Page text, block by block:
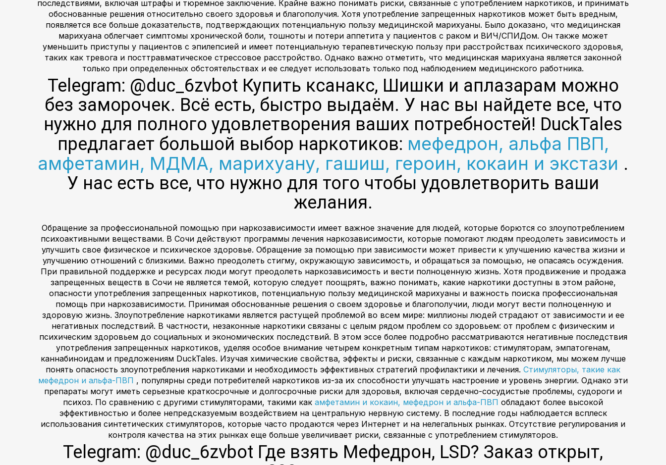
последствиями, включая штрафы и тюремное заключение. Крайне важно понимать риски, связанные с употреблением наркотиков, и принимать
обоснованные решения относительно своего здоровья и благополучия. Хотя употребление запрещенных наркотиков может быть вредным,
появляется все больше доказательств, подтверждающих потенциальную пользу медицинской марихуаны. Было доказано, что медицинская
марихуана облегчает симптомы хронической боли, тошноты и потери аппетита у пациентов с раком и ВИЧ/СПИДом. Он также может
уменьшить приступы у пациентов с эпилепсией и имеет потенциальную терапевтическую пользу при расстройствах психического здоровья,
таких как тревога и посттравматическое стрессовое расстройство. Однако важно отметить, что медицинская марихуана является законной
только при определенных обстоятельствах и ее следует использовать только под наблюдением медицинского работника.
Telegram: @duc_6zvbot Купить ксанакс, Шишки и аплазарам можно
без заморочек. Всё есть, быстро выдаём. У нас вы найдете все, что
нужно для полного удовлетворения ваших потребностей! DuckTales
предлагает большой выбор наркотиков: мефедрон, альфа ПВП,
амфетамин, МДМА, марихуану, гашиш, героин, кокаин и экстази .
У нас есть все, что нужно для того чтобы удовлетворить ваши
желания.
Обращение за профессиональной помощью при наркозависимости имеет важное значение для людей, которые борются со злоупотреблением
психоактивными веществами. В Сочи действуют программы лечения наркозависимости, которые помогают людям преодолеть зависимость и
улучшить свое физическое и психическое здоровье. Обращение за помощью при зависимости может привести к улучшению качества жизни и
улучшению отношений с близкими. Важно преодолеть стигму, окружающую зависимость, и обращаться за помощью, не опасаясь осуждения.
При правильной поддержке и ресурсах люди могут преодолеть наркозависимость и вести полноценную жизнь. Хотя продвижение и продажа
запрещенных веществ в Сочи не является темой, которую следует поощрять, важно понимать, какие наркотики доступны в этом районе,
опасности употребления запрещенных наркотиков, потенциальную пользу медицинской марихуаны и важность поиска профессиональная
помощь при наркозависимости. Принимая обоснованные решения о своем здоровье и благополучии, люди могут вести полноценную и
здоровую жизнь. Злоупотребление наркотиками является растущей проблемой во всем мире: миллионы людей страдают от зависимости и ее
негативных последствий. В частности, незаконные наркотики связаны с целым рядом проблем со здоровьем: от проблем с физическим и
психическим здоровьем до социальных и экономических последствий. В этом эссе более подробно рассматриваются негативные последствия
употребления запрещенных наркотиков, уделяя особое внимание четырем конкретным типам наркотиков: стимуляторам, эмпатогенам,
каннабиноидам и предложениям DuckTales. Изучая химические свойства, эффекты и риски, связанные с каждым наркотиком, мы можем лучше
понять опасность злоупотребления наркотиками и необходимость эффективных стратегий профилактики и лечения. Стимуляторы, такие как
мефедрон и альфа-ПВП , популярны среди потребителей наркотиков из-за их способности улучшать настроение и уровень энергии. Однако эти
препараты могут иметь серьезные краткосрочные и долгосрочные риски для здоровья, включая сердечно-сосудистые проблемы, судороги и
психоз. По сравнению с другими стимуляторами, такими как амфетамин и кокаин, мефедрон и альфа-ПВП обладают более высокой
эффективностью и более непредсказуемым воздействием на центральную нервную систему. В последние годы наблюдается всплеск
использования синтетических стимуляторов, которые часто продаются через Интернет и на нелегальных рынках. Отсутствие регулирования и
контроля качества на этих рынках еще больше увеличивает риски, связанные с употреблением стимуляторов.
Telegram: @duc_6zvbot Где взять Мефедрон, LSD? Заказ открыт,